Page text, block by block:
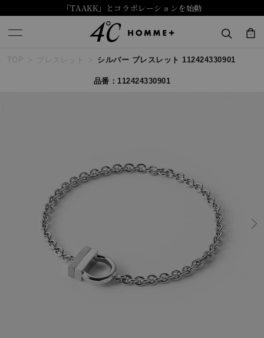
「TAAKK」とコラボレーションを始動
キーワードで検索する
#ペア
ブランド ４℃ HOMME+
カテゴリー すべてのジュエリー
TOP ブレスレット シルバー ブレスレット 112424330901
品番：112424330901